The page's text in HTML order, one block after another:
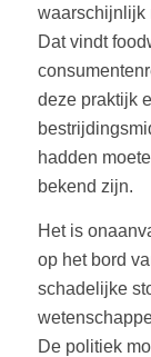
waarschijnlijk
Dat vindt
deze praktijk
hadden
bekend zijn.
Het is
op het bord
schadelijke
De politiek